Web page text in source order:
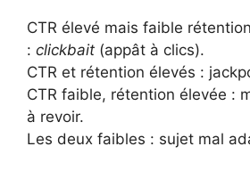
CTR élevé mais faible rétention
: clickbait (appât à clics).
CTR et rétention élevés :
CTR faible, rétention élevée :
à revoir.
Les deux faibles : sujet mal